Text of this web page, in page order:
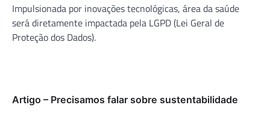
Impulsionada por inovações tecnológicas, área da saúde
será diretamente impactada pela LGPD (Lei Geral de
Proteção dos Dados).
Artigo – Precisamos falar sobre sustentabilidade